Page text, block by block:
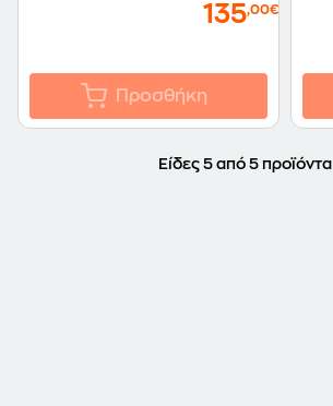
135,00€
Προσθήκη
Είδες 5 από 5 προϊόντα